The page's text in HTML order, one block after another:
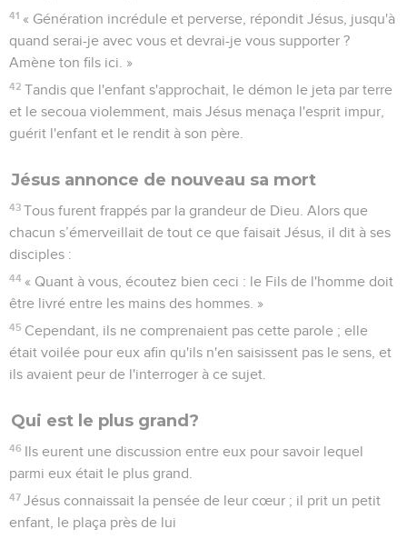
41 « Génération incrédule et perverse, répondit Jésus, jusqu'à
quand serai-je avec vous et devrai-je vous supporter ?
Amène ton fils ici. »
42 Tandis que l'enfant s'approchait, le démon le jeta par terre
et le secoua violemment, mais Jésus menaça l'esprit impur,
guérit l'enfant et le rendit à son père.
Jésus annonce de nouveau sa mort
43 Tous furent frappés par la grandeur de Dieu. Alors que
chacun s’émerveillait de tout ce que faisait Jésus, il dit à ses
disciples :
44 « Quant à vous, écoutez bien ceci : le Fils de l'homme doit
être livré entre les mains des hommes. »
45 Cependant, ils ne comprenaient pas cette parole ; elle
était voilée pour eux afin qu'ils n'en saisissent pas le sens, et
ils avaient peur de l'interroger à ce sujet.
Qui est le plus grand?
46 Ils eurent une discussion entre eux pour savoir lequel
parmi eux était le plus grand.
47 Jésus connaissait la pensée de leur cœur ; il prit un petit
enfant, le plaça près de lui